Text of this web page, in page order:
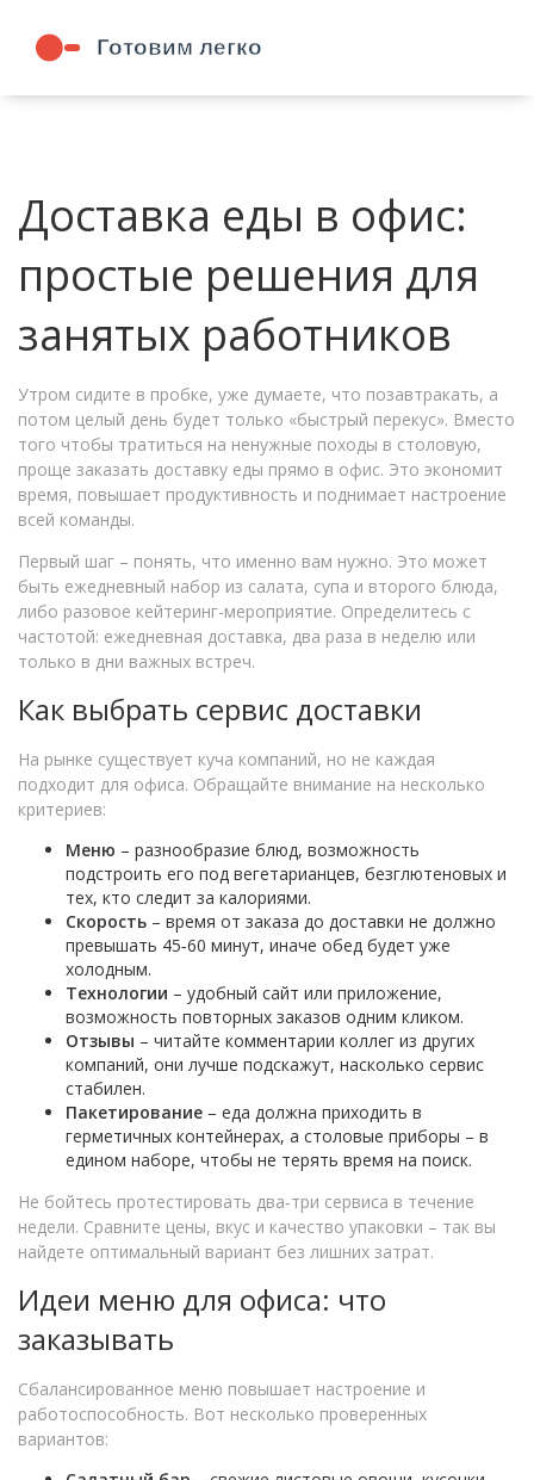
Доставка еды в офис:
простые решения для
занятых работников
Утром сидите в пробке, уже думаете, что позавтракать, а
потом целый день будет только «быстрый перекус». Вместо
того чтобы тратиться на ненужные походы в столовую,
проще заказать доставку еды прямо в офис. Это экономит
время, повышает продуктивность и поднимает настроение
всей команды.
Первый шаг – понять, что именно вам нужно. Это может
быть ежедневный набор из салата, супа и второго блюда,
либо разовое кейтеринг-мероприятие. Определитесь с
частотой: ежедневная доставка, два раза в неделю или
только в дни важных встреч.
Как выбрать сервис доставки
На рынке существует куча компаний, но не каждая
подходит для офиса. Обращайте внимание на несколько
критериев:
Меню – разнообразие блюд, возможность
подстроить его под вегетарианцев, безглютеновых и
тех, кто следит за калориями.
Скорость – время от заказа до доставки не должно
превышать 45‑60 минут, иначе обед будет уже
холодным.
Технологии – удобный сайт или приложение,
возможность повторных заказов одним кликом.
Отзывы – читайте комментарии коллег из других
компаний, они лучше подскажут, насколько сервис
стабилен.
Пакетирование – еда должна приходить в
герметичных контейнерах, а столовые приборы – в
едином наборе, чтобы не терять время на поиск.
Не бойтесь протестировать два‑три сервиса в течение
недели. Сравните цены, вкус и качество упаковки – так вы
найдете оптимальный вариант без лишних затрат.
Идеи меню для офиса: что
заказывать
Сбалансированное меню повышает настроение и
работоспособность. Вот несколько проверенных
вариантов: